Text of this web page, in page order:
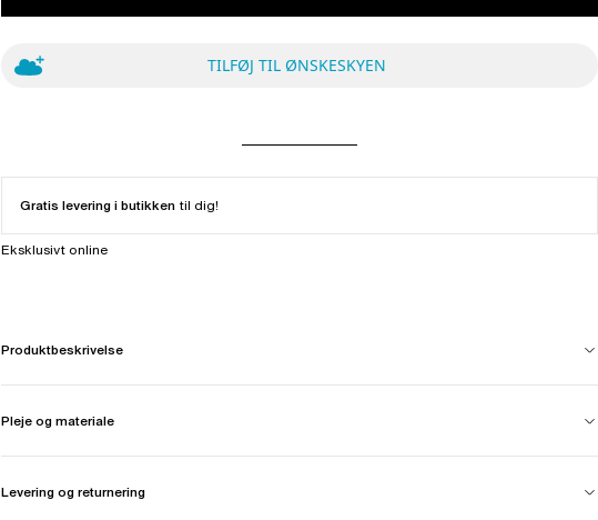
TILFØJ TIL ØNSKESKYEN
Gratis levering i butikken til dig!
Eksklusivt online
Produktbeskrivelse
Pleje og materiale
Levering og returnering